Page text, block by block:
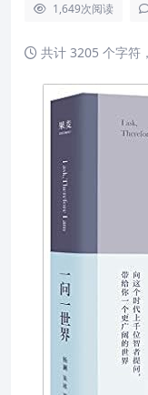
1,649次阅读
共计 3205 个字符